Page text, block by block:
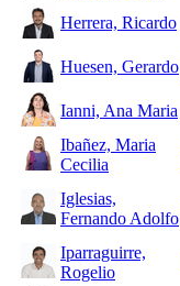
Herrera, Ricardo
Huesen, Gerardo
Ianni, Ana Maria
Ibañez, Maria
Cecilia
Iglesias,
Fernando Adolfo
Iparraguirre,
Rogelio